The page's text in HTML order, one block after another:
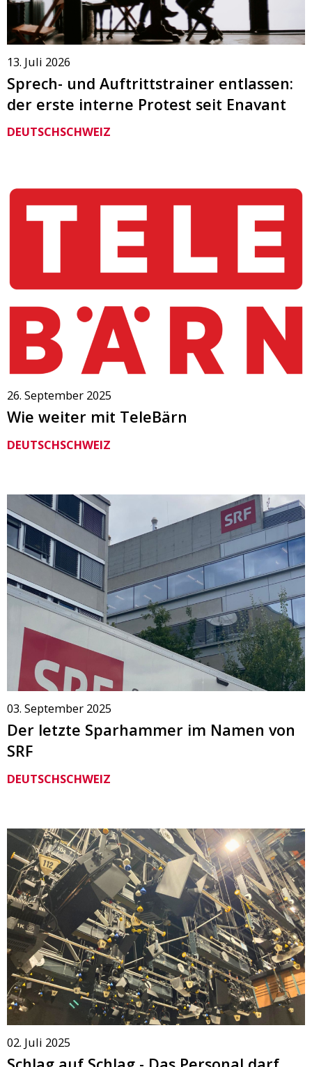
13. Juli 2026
Sprech- und Auftrittstrainer entlassen:
der erste interne Protest seit Enavant
DEUTSCHSCHWEIZ
26. September 2025
Wie weiter mit TeleBärn
DEUTSCHSCHWEIZ
03. September 2025
Der letzte Sparhammer im Namen von
SRF
DEUTSCHSCHWEIZ
02. Juli 2025